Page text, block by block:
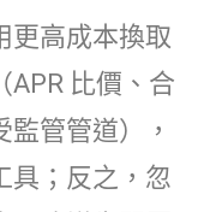
更高成本換取
APR 比價、合
管管道），
具；反之，忽